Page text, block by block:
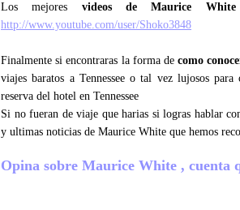
Los mejores videos de Maurice
http://www.youtube.com/user/Shoko3848
Finalmente si encontraras la forma decomo
viajes baratos a Tennessee o tal vez lujosos
reserva del hotel en Tennessee
Si no fueran de viaje que harias si logras hablar
y ultimas noticias de Maurice White que hemos
Opina sobre Maurice White , cuenta